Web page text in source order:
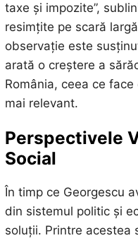
taxe și impozite”,
resimțite pe scară
observație este
arată o creștere a
România, ceea ce
mai relevant.
Perspectivele
Social
În timp ce Georgescu
din sistemul politic și
soluții. Printre acestea